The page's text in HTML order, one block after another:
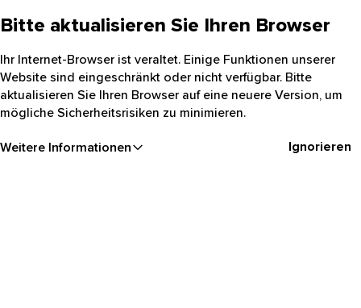
Bitte aktualisieren Sie Ihren Browser
Ihr Internet-Browser ist veraltet. Einige Funktionen unserer
Website sind eingeschränkt oder nicht verfügbar. Bitte
aktualisieren Sie Ihren Browser auf eine neuere Version, um
mögliche Sicherheitsrisiken zu minimieren.
Weitere Informationen Ignorieren